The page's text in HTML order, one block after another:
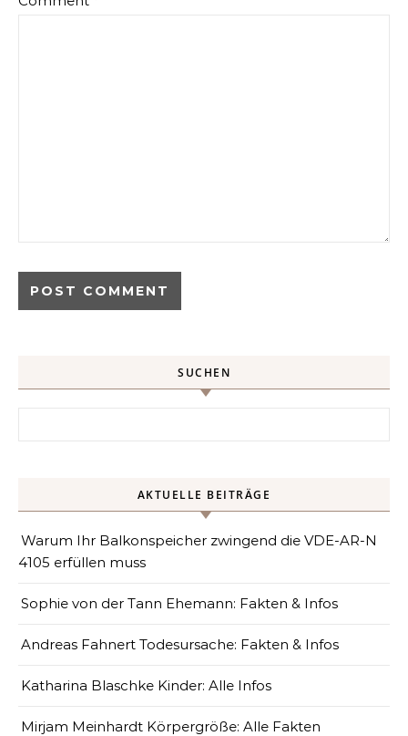
SUCHEN
AKTUELLE BEITRÄGE
Warum Ihr Balkonspeicher zwingend die VDE-AR-N
4105 erfüllen muss
Sophie von der Tann Ehemann: Fakten & Infos
Andreas Fahnert Todesursache: Fakten & Infos
Katharina Blaschke Kinder: Alle Infos
Mirjam Meinhardt Körpergröße: Alle Fakten